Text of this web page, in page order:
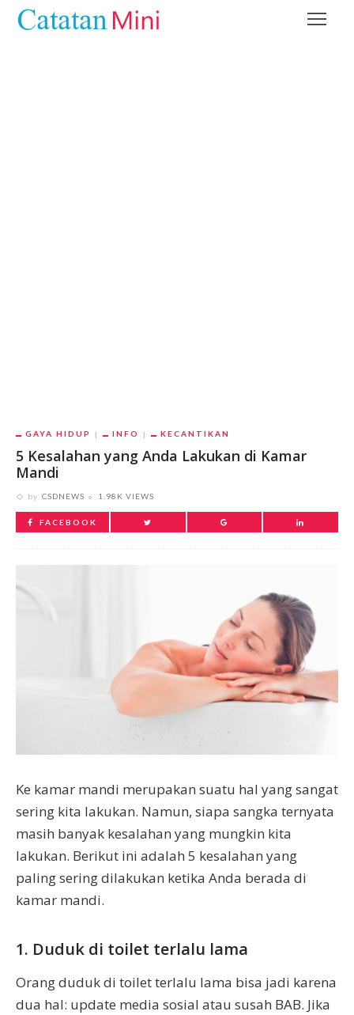
GAYA HIDUP INFO KECANTIKAN
5 Kesalahan yang Anda Lakukan di Kamar
Mandi
by CSDNEWS 1.98K VIEWS
FACEBOOK
Ke kamar mandi merupakan suatu hal yang sangat
sering kita lakukan. Namun, siapa sangka ternyata
masih banyak kesalahan yang mungkin kita
lakukan. Berikut ini adalah 5 kesalahan yang
paling sering dilakukan ketika Anda berada di
kamar mandi.
1. Duduk di toilet terlalu lama
Orang duduk di toilet terlalu lama bisa jadi karena
dua hal: update media sosial atau susah BAB. Jika